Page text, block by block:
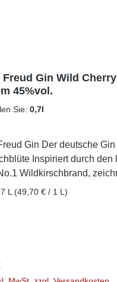
Freud Gin Wild Cherry
45%vol.
Sie: 0,7l
Gin Der deutsche Gin
den legendären
Wildkirschbrand,
im Geschmack durch
– ein Drop! Denn jede Charge
L (49,70 € / 1 L)
Preis: